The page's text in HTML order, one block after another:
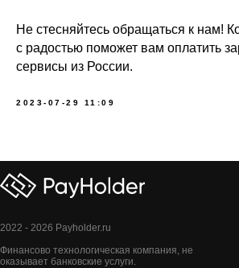
Не стесняйтесь обращаться к нам!
с радостью поможет вам оплатить
сервисы из России.
2023-07-29 11:09
2022 - 2026 Payholder.ru
Финансово технологическая компания, не
оказывает банковские услуги.